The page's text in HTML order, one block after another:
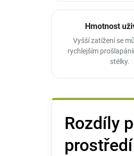
Hmotnost
Vyšší zatížení se
rychlejším
stélky.
Rozdíly
prostředí